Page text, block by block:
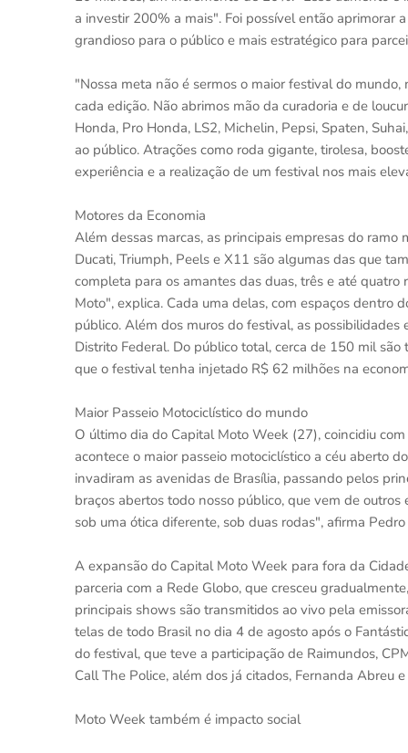
a investir 200% a mais". Foi possível então aprimorar
grandioso para o público e mais estratégico para
"Nossa meta não é sermos o maior festival do
cada edição. Não abrimos mão da curadoria e de
Honda, Pro Honda, LS2, Michelin, Pepsi, Spaten,
ao público. Atrações como roda gigante, tirolesa,
experiência e a realização de um festival nos mais
Motores da Economia
Além dessas marcas, as principais empresas do
Ducati, Triumph, Peels e X11 são algumas das que
completa para os amantes das duas, três e até
Moto", explica. Cada uma delas, com espaços dentro
público. Além dos muros do festival, as
Distrito Federal. Do público total, cerca de 150 mil
que o festival tenha injetado R$ 62 milhões na
Maior Passeio Motociclístico do mundo
O último dia do Capital Moto Week (27), coincidiu
acontece o maior passeio motociclístico a céu aberto
invadiram as avenidas de Brasília, passando pelos
braços abertos todo nosso público, que vem de
sob uma ótica diferente, sob duas rodas", afirma Pedro
A expansão do Capital Moto Week para fora da
parceria com a Rede Globo, que cresceu
principais shows são transmitidos ao vivo pela
telas de todo Brasil no dia 4 de agosto após o
do festival, que teve a participação de Raimundos,
Call The Police, além dos já citados, Fernanda Abreu
Moto Week também é impacto social